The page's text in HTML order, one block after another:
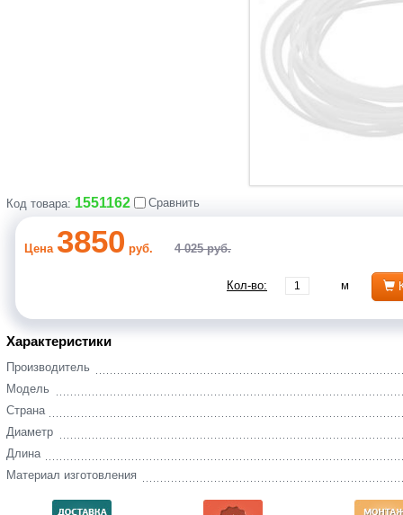
Код товара: 1551162 Сравнить
Цена 3850 руб. 4 025 руб.
Кол-во: м
Характеристики
Производитель
Модель
Страна
Диаметр
Длина
Материал изготовления